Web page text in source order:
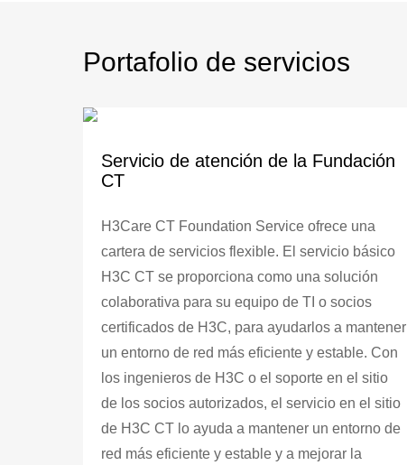
Portafolio de servicios
Servicio de atención de la Fundación
CT
H3Care CT Foundation Service ofrece una
cartera de servicios flexible. El servicio básico
H3C CT se proporciona como una solución
colaborativa para su equipo de TI o socios
certificados de H3C, para ayudarlos a mantener
un entorno de red más eficiente y estable. Con
los ingenieros de H3C o el soporte en el sitio
de los socios autorizados, el servicio en el sitio
de H3C CT lo ayuda a mantener un entorno de
red más eficiente y estable y a mejorar la